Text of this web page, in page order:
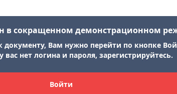
в сокращенном демонстрационном
документу, Вам нужно перейти по кнопке
вас нет логина и пароля, зарегистрируйтесь.
Войти